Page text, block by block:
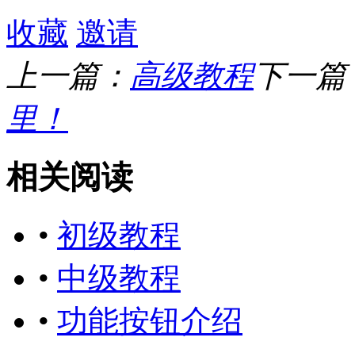
收藏 邀请
上一篇： 高级教程下一篇
里！
相关阅读
• 初级教程
• 中级教程
• 功能按钮介绍